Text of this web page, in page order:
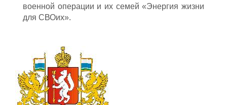
военной операции и их семей «Энергия жизни
для СВОих».